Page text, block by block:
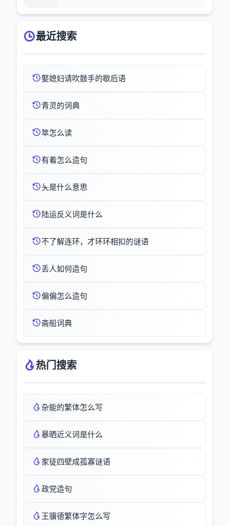
最近搜索
娶媳妇请吹鼓手的歇后语
青灵的词典
箤怎么读
有着怎么造句
夨是什么意思
陆运反义词是什么
不了解连环，才环环相扣的谜语
丢人如何造句
偏偏怎么造句
斋船词典
热门搜索
杂能的繁体怎么写
暴晒近义词是什么
家徒四壁成孤寡谜语
政党造句
王骥德繁体字怎么写